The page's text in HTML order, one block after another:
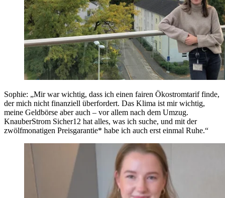
Sophie: „Mir war wichtig, dass ich einen fairen Ökostromtarif finde,
der mich nicht finanziell überfordert. Das Klima ist mir wichtig,
meine Geldbörse aber auch – vor allem nach dem Umzug.
KnauberStrom Sicher12 hat alles, was ich suche, und mit der
zwölfmonatigen Preisgarantie* habe ich auch erst einmal Ruhe.“